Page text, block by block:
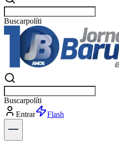
Buscarnotícias
Buscarnotícias
Entrar
Explorar